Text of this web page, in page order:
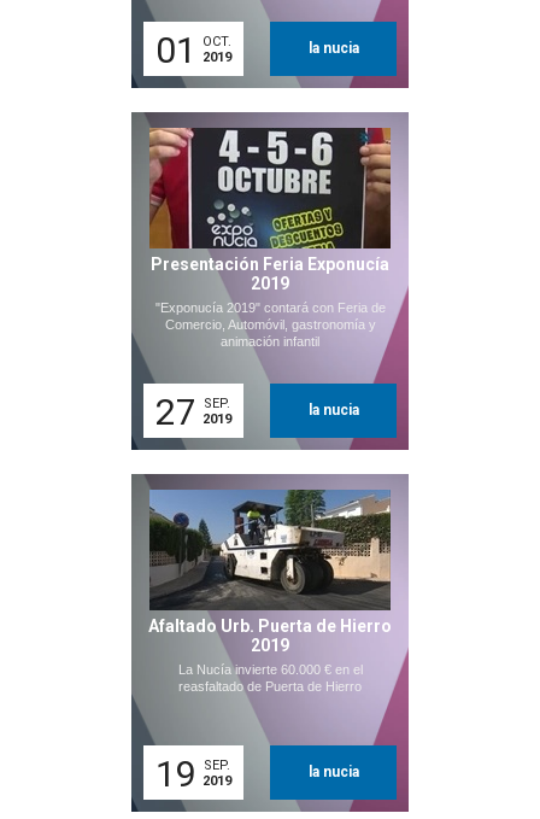
01
OCT.
2019
la nucia
Presentación Feria Exponucía
2019
"Exponucía 2019" contará con Feria de
Comercio, Automóvil, gastronomía y
animación infantil
27
SEP.
2019
la nucia
Afaltado Urb. Puerta de Hierro
2019
La Nucía invierte 60.000 € en el
reasfaltado de Puerta de Hierro
19
SEP.
2019
la nucia